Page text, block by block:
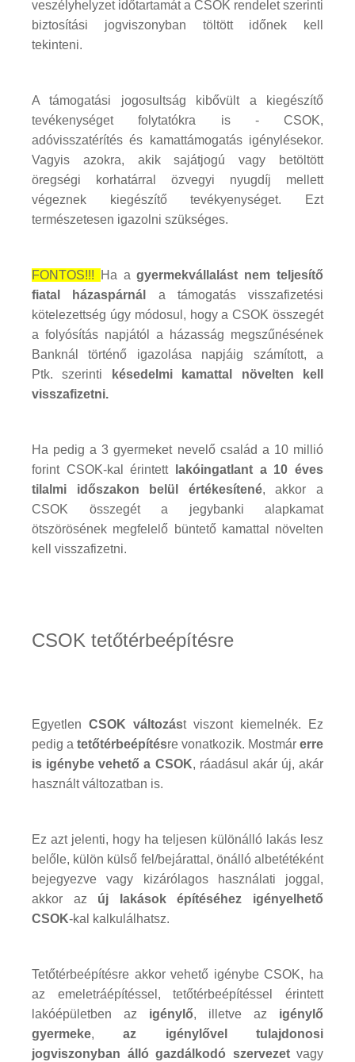
veszélyhelyzet időtartamát a CSOK rendelet szerinti
biztosítási jogviszonyban töltött időnek kell
tekinteni.
A támogatási jogosultság kibővült a kiegészítő
tevékenységet folytatókra is - CSOK,
adóvisszatérítés és kamattámogatás igénylésekor.
Vagyis azokra, akik sajátjogú vagy betöltött
öregségi korhatárral özvegyi nyugdíj mellett
végeznek kiegészítő tevékyenységet. Ezt
természetesen igazolni szükséges.
FONTOS!!! Ha agyermekvállalást nem teljesítő
fiatal házaspárnál
a támogatás visszafizetési
kötelezettség úgy módosul, hogy a CSOK összegét
a folyósítás napjától a házasság megszűnésének
Banknál történő igazolása napjáig számított, a
Ptk. szerinti
késedelmi kamattal növelten kell
visszafizetni.
Ha pedig a 3 gyermeket nevelő család a 10 millió
forint CSOK-kal érintett
lakóingatlant a 10 éves
tilalmi időszakon belül értékesítené, akkor a
CSOK összegét a jegybanki alapkamat
ötszörösének megfelelő büntető kamattal növelten
kell visszafizetni.
CSOK tetőtérbeépítésre
Egyetlen CSOK változást viszont kiemelnék. Ez
pedig a tetőtérbeépítésre vonatkozik. Mostmár erre
is igénybe vehető a CSOK, ráadásul akár új, akár
használt változatban is.
Ez azt jelenti, hogy ha teljesen különálló lakás lesz
belőle, külön külső fel/bejárattal, önálló albetétéként
bejegyezve vagy kizárólagos használati joggal,
akkor az új lakások építéséhez igényelhető
CSOK-kal kalkulálhatsz.
Tetőtérbeépítésre akkor vehető igénybe CSOK, ha
az emeletráépítéssel, tetőtérbeépítéssel érintett
lakóépületben az igénylő, illetve az igénylő
gyermeke,az igénylővel tulajdonosi
jogviszonyban álló gazdálkodó szervezetvagy